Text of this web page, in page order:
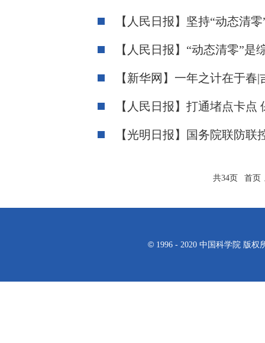
【人民日报】坚持“动态清
【人民日报】“动态清零”
【新华网】一年之计在于
【人民日报】打通堵点卡点
【光明日报】国务院联防
共34页 首页
©1996 - 2020 中国科学院 版权